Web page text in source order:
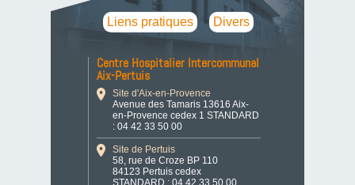
Liens pratiques Divers
Centre Hospitalier Intercommunal
Aix-Pertuis
Site d'Aix-en-Provence
Avenue des Tamaris 13616 Aix-
en-Provence cedex 1 STANDARD
: 04 42 33 50 00
Site de Pertuis
58, rue de Croze BP 110
84123 Pertuis cedex
STANDARD : 04 42 33 50 00